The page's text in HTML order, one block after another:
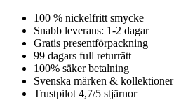
100 % nickelfritt smycke
Snabb leverans: 1-2 dagar
Gratis presentförpackning
99 dagars full returrätt
100% säker betalning
Svenska märken & kollektioner
Trustpilot 4,7/5 stjärnor